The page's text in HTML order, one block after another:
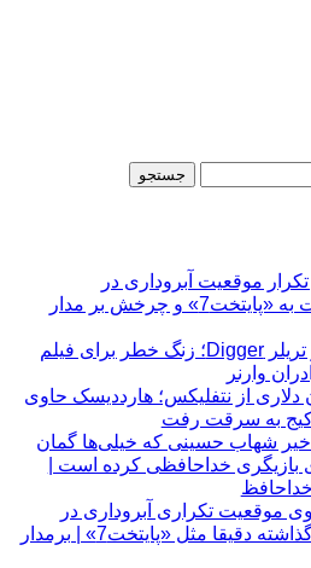
موقعیت آبروداری در
خواستگاری؛ شباهت به «پایتخت7» و چرخش بر مدار
استقبال کم‌رمق از تریلر Digger؛ زنگ خطر برای فیلم
وارنر
میلیون دلاری از نتفلیکس؛ هارددیسک حاوی
کیج به سرقت رفت
شهاب حسینی که خیلی‌ها گمان
بازیگری خداحافظی کرده است |
موقعیت تکراری آبروداری در
خواستگاری دست گذاشته دقیقا مثل «پایتخت7» | برمدار